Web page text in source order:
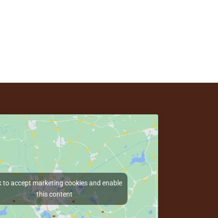
to accept marketing cookies and enable
this content